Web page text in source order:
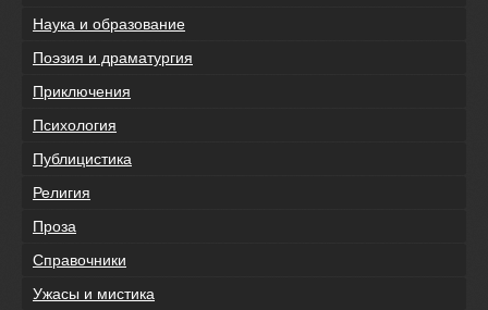
Наука и образование
Поэзия и драматургия
Приключения
Психология
Публицистика
Религия
Проза
Справочники
Ужасы и мистика